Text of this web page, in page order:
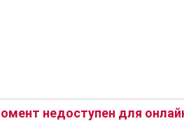
недоступен для